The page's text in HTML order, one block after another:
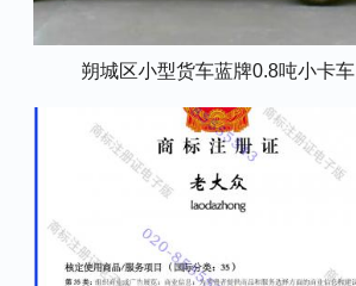
朔城区小型货车蓝牌0.8吨小卡车